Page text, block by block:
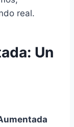
real.
Un